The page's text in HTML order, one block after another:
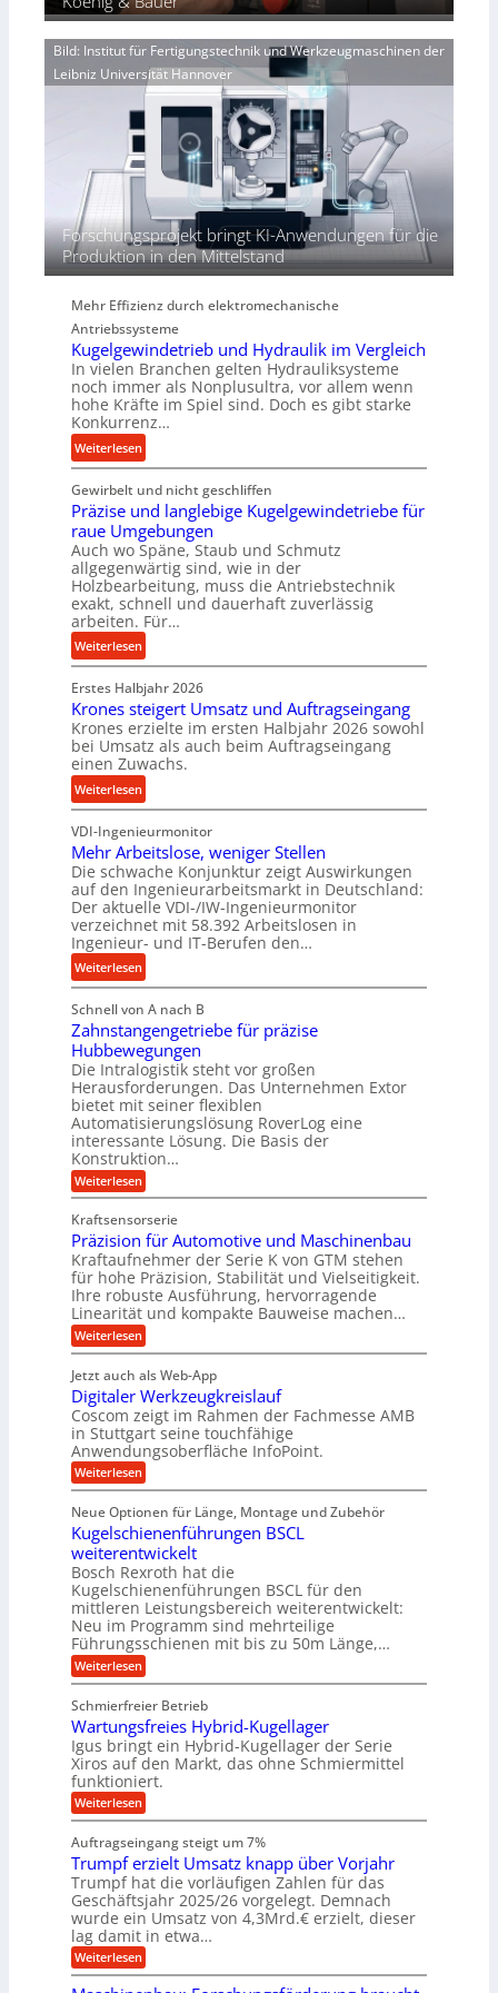
V
o
r
j
n
d
i
e
r
e
e
r
i
e
P
r
f
o
r
m
a
n
c
b
e
i
m
D
r
ü
c
k
p
r
o
z
e
s
s
Bild: Institut für Fertigungstechnik und Werkzeugmaschinen der
Leibniz Universität Hannover
Forschungsprojekt bringt KI-Anwendungen für die
Produktion in den Mittelstand
Mehr Effizienz durch elektromechanische
Antriebssysteme
Kugelgewindetrieb und Hydraulik im Vergleich
In vielen Branchen gelten Hydrauliksysteme
noch immer als Nonplusultra, vor allem wenn
hohe Kräfte im Spiel sind. Doch es gibt starke
Konkurrenz…
Weiterlesen:
K
u
g
e
l
g
e
w
i
n
e
r
i
b
u
n
d
H
y
d
r
a
l
i
k
i
m
V
e
r
g
e
c
h
Gewirbelt und nicht geschliffen
Präzise und langlebige Kugelgewindetriebe für
raue Umgebungen
Auch wo Späne, Staub und Schmutz
allgegenwärtig sind, wie in der
Holzbearbeitung, muss die Antriebstechnik
exakt, schnell und dauerhaft zuverlässig
arbeiten. Für…
Weiterlesen:
P
r
ä
z
i
s
e
u
n
d
l
a
n
g
e
b
i
g
e
K
u
g
e
l
g
e
w
i
n
d
e
t
i
e
b
e
f
ü
r
r
a
u
e
U
m
g
e
b
u
n
g
e
n
Erstes Halbjahr 2026
Krones steigert Umsatz und Auftragseingang
Krones erzielte im ersten Halbjahr 2026 sowohl
bei Umsatz als auch beim Auftragseingang
einen Zuwachs.
Weiterlesen:
K
r
o
n
e
s
s
t
e
e
r
t
U
m
s
a
t
u
d
A
u
f
t
r
a
g
s
e
i
g
a
n
g
VDI-Ingenieurmonitor
Mehr Arbeitslose, weniger Stellen
Die schwache Konjunktur zeigt Auswirkungen
auf den Ingenieurarbeitsmarkt in Deutschland:
Der aktuelle VDI-/IW-Ingenieurmonitor
verzeichnet mit 58.392 Arbeitslosen in
Ingenieur- und IT-Berufen den…
Weiterlesen:
M
e
h
r
A
r
b
e
i
t
s
l
o
s
e
,
w
e
n
i
g
e
r
S
t
e
l
l
e
n
Schnell von A nach B
Zahnstangengetriebe für präzise
Hubbewegungen
Die Intralogistik steht vor großen
Herausforderungen. Das Unternehmen Extor
bietet mit seiner flexiblen
Automatisierungslösung RoverLog eine
interessante Lösung. Die Basis der
Konstruktion…
Weiterlesen:
Z
h
n
s
t
a
n
g
e
n
e
t
r
i
e
b
e
f
r
p
r
ä
z
i
s
e
H
u
b
e
w
e
g
u
n
g
e
Kraftsensorserie
Präzision für Automotive und Maschinenbau
Kraftaufnehmer der Serie K von GTM stehen
für hohe Präzision, Stabilität und Vielseitigkeit.
Ihre robuste Ausführung, hervorragende
Linearität und kompakte Bauweise machen…
Weiterlesen:
P
ä
z
i
s
i
o
n
f
r
A
u
t
o
m
o
t
i
v
e
n
d
M
a
s
c
h
i
e
n
b
a
u
Jetzt auch als Web-App
Digitaler Werkzeugkreislauf
Coscom zeigt im Rahmen der Fachmesse AMB
in Stuttgart seine touchfähige
Anwendungsoberfläche InfoPoint.
Weiterlesen:
D
g
i
t
a
l
e
r
W
e
r
k
z
e
u
g
k
r
e
i
s
a
u
f
Neue Optionen für Länge, Montage und Zubehör
Kugelschienenführungen BSCL
weiterentwickelt
Bosch Rexroth hat die
Kugelschienenführungen BSCL für den
mittleren Leistungsbereich weiterentwickelt:
Neu im Programm sind mehrteilige
Führungsschienen mit bis zu 50m Länge,…
Weiterlesen:
K
g
e
l
s
c
h
i
e
e
n
f
ü
h
r
u
n
g
Schmierfreier Betrieb
Wartungsfreies Hybrid-Kugellager
Igus bringt ein Hybrid-Kugellager der Serie
Xiros auf den Markt, das ohne Schmiermittel
funktioniert.
Weiterlesen:
W
r
t
u
n
g
s
r
e
i
Auftragseingang steigt um 7%
Trumpf erzielt Umsatz knapp über Vorjahr
Trumpf hat die vorläufigen Zahlen für das
Geschäftsjahr 2025/26 vorgelegt. Demnach
wurde ein Umsatz von 4,3Mrd.€ erzielt, dieser
lag damit in etwa…
Weiterlesen:
T